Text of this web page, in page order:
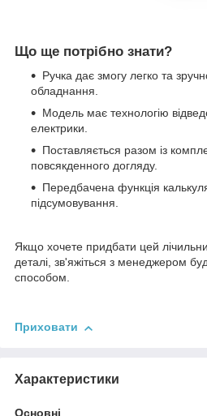
Що ще потрібно знати?
Ручка дає змогу легко та
обладнання.
Модель має технологію
електрики.
Поставляється разом із
повсякденного догляду.
Передбачена функція
підсумовування.
Якщо хочете придбати цей
деталі, зв'яжіться з менеджером
способом.
Приховати
Характеристики
Основні